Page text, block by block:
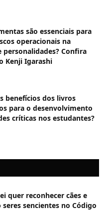
são essenciais para
operacionais na
personalidades? Confira
Kenji Igarashi
benefícios dos livros
para o desenvolvimento
críticas nos estudantes?
quer reconhecer cães e
sencientes no Código